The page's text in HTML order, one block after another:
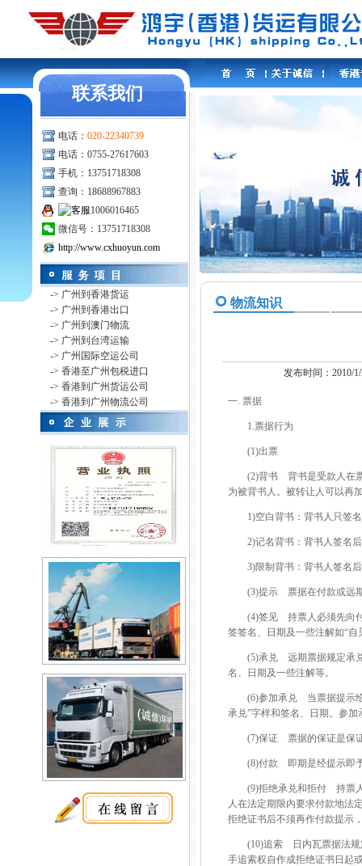
联系我们
电话： 020-22340739
电话：0755-27617603
手机：13751718308
查询：18688967883
1006016465
微信号：13751718308
http://www.cxhuoyun.com
-> 广州到香港货运
-> 广州到香港出口
-> 广州到澳门物流
-> 广州到台湾运输
-> 广州国际空运公司
-> 香港至广州包税进口
-> 香港到广州货运公司
-> 香港到广州物流公司
物流知识
发布时间：2010/1/
一. 票据
1.票据行为
(1)出票
(2)背书 背书是受款人在票
为被背书人。被转让人可以再
1)空白背书：背书人只签名
2)记名背书：背书人签名后
3)限制背书：背书人签名后
(3)提示 票据在付款或远期
(4)签见 持票人必须先向付
签签名、日期及一些注解如“
(5)承兑 远期票据规定承兑
名、日期及一些注解等。
(6)参加承兑 当票据提示给
承兑”字样和签名、日期。参
(7)保证 票据的保证是保证
(8)付款 即期是经提示即予
(9)拒绝承兑和拒付 持票人
人在法定期限内要求付款地法
拒绝证书后不须再作付款提示
(10)追索 日内瓦票据法规定
手追索权自作成拒绝证书日起